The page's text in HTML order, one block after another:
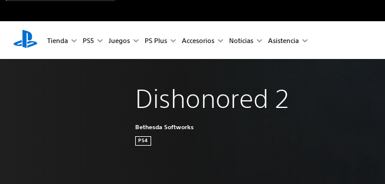
Tienda PS5 Juegos PS Plus Accesorios Noticias Asistencia
Dishonored 2
Bethesda Softworks
PS4